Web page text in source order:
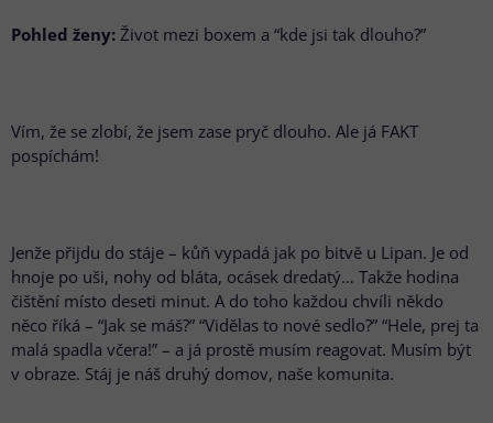
Pohled ženy: Život mezi boxem a “kde jsi tak dlouho?”
Vím, že se zlobí, že jsem zase pryč dlouho. Ale já FAKT
pospíchám!
Jenže přijdu do stáje – kůň vypadá jak po bitvě u Lipan. Je od
hnoje po uši, nohy od bláta, ocásek dredatý… Takže hodina
čištění místo deseti minut. A do toho každou chvíli někdo
něco říká – “Jak se máš?” “Vidělas to nové sedlo?” “Hele, prej ta
malá spadla včera!” – a já prostě musím reagovat. Musím být
v obraze. Stáj je náš druhý domov, naše komunita.